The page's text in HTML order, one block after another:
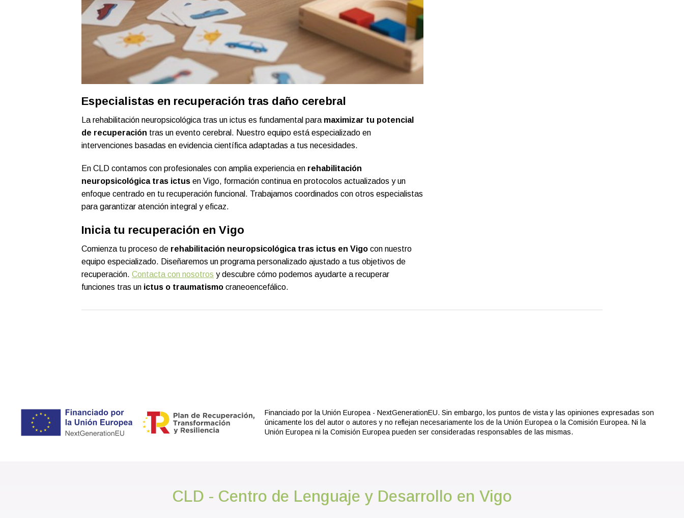
Especialistas en recuperación tras daño cerebral
La rehabilitación neuropsicológica tras un ictus es fundamental para maximizar tu potencial
de recuperación tras un evento cerebral. Nuestro equipo está especializado en
intervenciones basadas en evidencia científica adaptadas a tus necesidades.
En CLD contamos con profesionales con amplia experiencia en rehabilitación
neuropsicológica tras ictus en Vigo, formación continua en protocolos actualizados y un
enfoque centrado en tu recuperación funcional. Trabajamos coordinados con otros especialistas
para garantizar atención integral y eficaz.
Inicia tu recuperación en Vigo
Comienza tu proceso de rehabilitación neuropsicológica tras ictus en Vigo con nuestro
equipo especializado. Diseñaremos un programa personalizado ajustado a tus objetivos de
recuperación. Contacta con nosotros y descubre cómo podemos ayudarte a recuperar
funciones tras un ictus o traumatismo craneoencefálico.
Financiado por la Unión Europea - NextGenerationEU. Sin embargo, los puntos de vista y las opiniones expresadas son
únicamente los del autor o autores y no reflejan necesariamente los de la Unión Europea o la Comisión Europea. Ni la
Unión Europea ni la Comisión Europea pueden ser consideradas responsables de las mismas.
CLD - Centro de Lenguaje y Desarrollo en Vigo